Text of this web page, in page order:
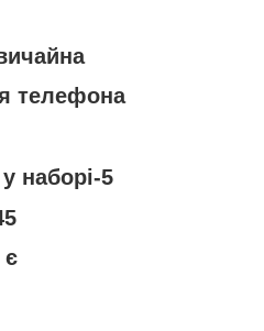
телефона
наборі-5
є